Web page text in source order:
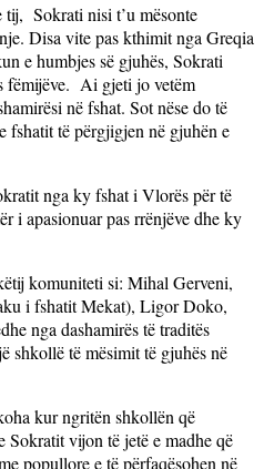
tij, Sokrati nisi t’u mësonte
Disa vite pas kthimit nga Greqia
e humbjes së gjuhës, Sokrati
fëmijëve. Ai gjeti jo vetëm
në fshat. Sot nëse do të
fshatit të përgjigjen në gjuhën e
nga ky fshat i Vlorës për të
i apasionuar pas rrënjëve dhe ky
komuniteti si: Mihal Gerveni,
i fshatit Mekat), Ligor Doko,
nga dashamirës të traditës
shkollë të mësimit të gjuhës në
kur ngritën shkollën që
Sokratit vijon të jetë e madhe që
popullore e të përfaqësohen në